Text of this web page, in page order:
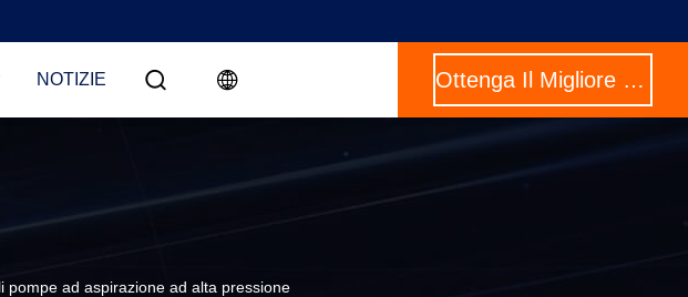
NOTIZIE Ottenga Il Migliore Prezzo
pompe ad aspirazione ad alta pressione